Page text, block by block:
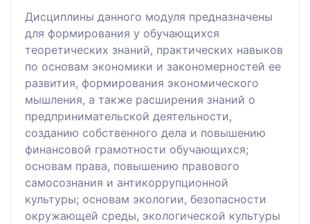
Дисциплины данного модуля предназначены
для формирования у обучающихся
теоретических знаний, практических навыков
по основам экономики и закономерностей ее
развития, формирования экономического
мышления, а также расширения знаний о
предпринимательской деятельности,
созданию собственного дела и повышению
финансовой грамотности обучающихся;
основам права, повышению правового
самосознания и антикоррупционной
культуры; основам экологии, безопасности
окружающей среды, экологической культуры